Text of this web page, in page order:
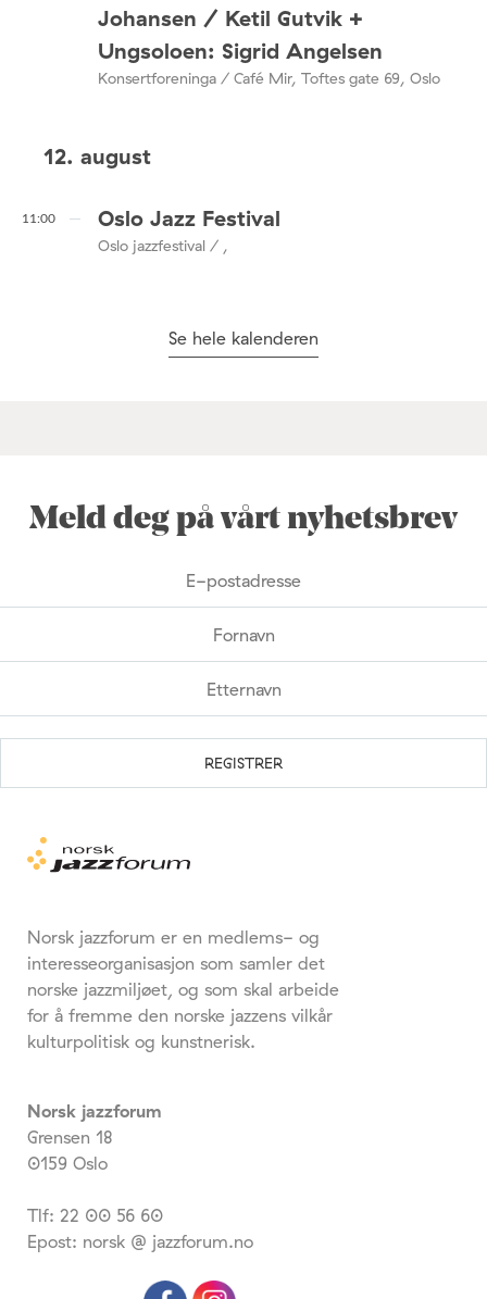
Johansen / Ketil Gutvik +
Ungsoloen: Sigrid Angelsen
Konsertforeninga / Café Mir, Toftes gate 69, Oslo
12. august
11:00 Oslo Jazz Festival
Oslo jazzfestival / ,
Se hele kalenderen
Meld deg på vårt nyhetsbrev
Norsk jazzforum er en medlems- og
interesseorganisasjon som samler det
norske jazzmiljøet, og som skal arbeide
for å fremme den norske jazzens vilkår
kulturpolitisk og kunstnerisk.
Norsk jazzforum
Grensen 18
0159 Oslo
Tlf: 22 00 56 60
Epost: norsk @ jazzforum.no